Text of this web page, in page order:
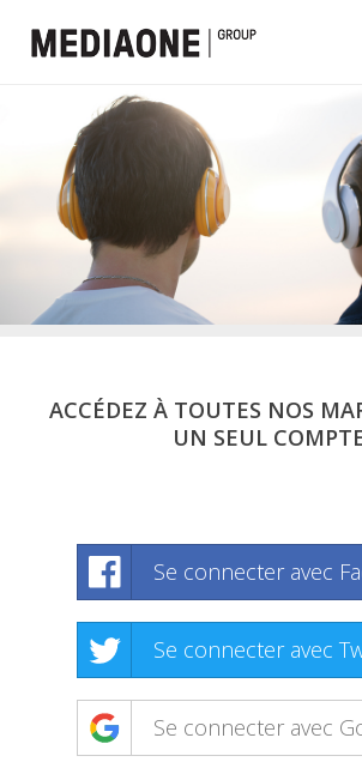
ACCÉDEZ À TOUTES NOS
UN SEUL
Se connecter avec
Se connecter avec
Se connecter avec